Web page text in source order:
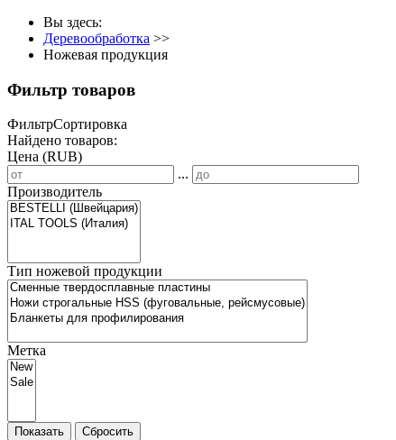
Вы здесь:
Деревообработка >>
Ножевая продукция
Фильтр товаров
ФильтрСортировка
Найдено товаров:
Цена (RUB)
...
Производитель
Тип ножевой продукции
Метка
Показать Сбросить